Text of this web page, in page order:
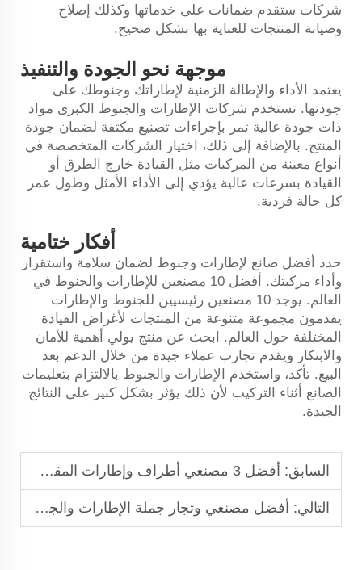
شركات ستقدم ضمانات على خدماتها وكذلك إصلاح
وصيانة المنتجات للعناية بها بشكل صحيح.
موجهة نحو الجودة والتنفيذ
يعتمد الأداء والإطالة الزمنية لإطاراتك وجنوطك على
جودتها. تستخدم شركات الإطارات والجنوط الكبرى مواد
ذات جودة عالية تمر بإجراءات تصنيع مكثفة لضمان جودة
المنتج. بالإضافة إلى ذلك، اختيار الشركات المتخصصة في
أنواع معينة من المركبات مثل القيادة خارج الطرق أو
القيادة بسرعات عالية يؤدي إلى الأداء الأمثل وطول عمر
كل حالة فردية.
أفكار ختامية
حدد أفضل صانع لإطارات وجنوط لضمان سلامة واستقرار
وأداء مركبتك. أفضل 10 مصنعين للإطارات والجنوط في
العالم. يوجد 10 مصنعين رئيسيين للجنوط والإطارات
يقدمون مجموعة متنوعة من المنتجات لأغراض القيادة
المختلفة حول العالم. ابحث عن منتج يولي أهمية للأمان
والابتكار ويقدم تجارب عملاء جيدة من خلال الدعم بعد
البيع. تأكد، واستخدم الإطارات والجنوط بالالتزام بتعليمات
الصانع أثناء التركيب لأن ذلك يؤثر بشكل كبير على النتائج
الجيدة.
السابق: أفضل 3 مصنعي أطراف وإطارات المقطورات في المكسيك.
التالي: أفضل مصنعي وتجار جملة الإطارات والجنوط في العالم مع ضمان الجودة، ضمان لمدة سنة واحدة.